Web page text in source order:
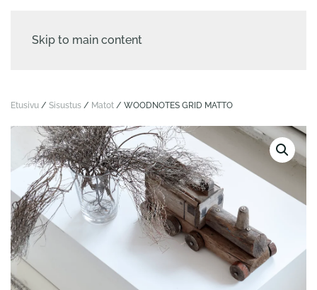
Skip to main content
Etusivu / Sisustus / Matot / WOODNOTES GRID MATTO